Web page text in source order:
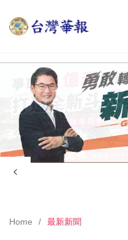
Home 最新新聞